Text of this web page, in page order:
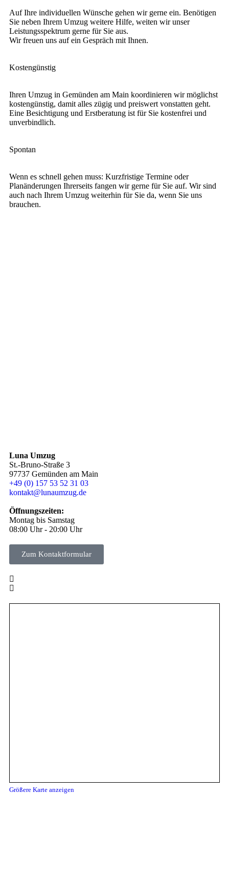
Auf Ihre individuellen Wünsche gehen wir gerne ein. Benötigen
Sie neben Ihrem Umzug weitere Hilfe, weiten wir unser
Leistungsspektrum gerne für Sie aus.
Wir freuen uns auf ein Gespräch mit Ihnen.
Kostengünstig
Ihren Umzug in Gemünden am Main koordinieren wir möglichst
kostengünstig, damit alles zügig und preiswert vonstatten geht.
Eine Besichtigung und Erstberatung ist für Sie kostenfrei und
unverbindlich.
Spontan
Wenn es schnell gehen muss: Kurzfristige Termine oder
Planänderungen Ihrerseits fangen wir gerne für Sie auf. Wir sind
auch nach Ihrem Umzug weiterhin für Sie da, wenn Sie uns
brauchen.
Luna Umzug
St.-Bruno-Straße 3
97737 Gemünden am Main
+49 (0) 157 53 52 31 03
kontakt@lunaumzug.de
Öffnungszeiten:
Montag bis Samstag
08:00 Uhr - 20:00 Uhr
Zum Kontaktformular
Größere Karte anzeigen